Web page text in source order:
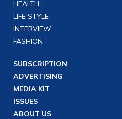
HEALTH
LIFE STYLE
INTERVIEW
FASHION
SUBSCRIPTION
ADVERTISING
MEDIA KIT
ISSUES
ABOUT US